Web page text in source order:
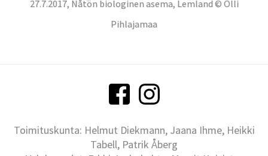
27.7.2017, Nåtön biologinen asema, Lemland © Olli
Pihlajamaa
Toimituskunta: Helmut Diekmann, Jaana Ihme, Heikki
Tabell, Patrik Åberg